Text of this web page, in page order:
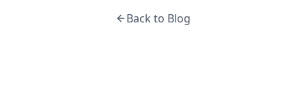
Back to Blog